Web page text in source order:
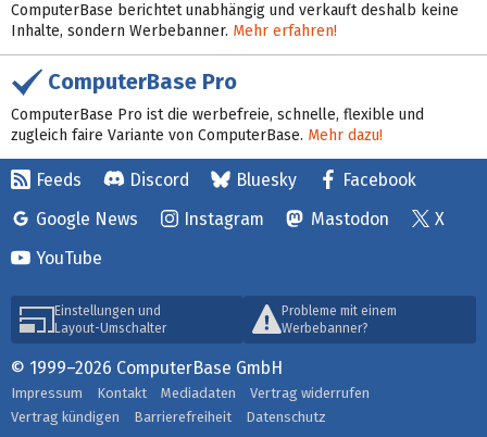
ComputerBase berichtet unabhängig und verkauft deshalb keine
Inhalte, sondern Werbebanner. Mehr erfahren!
ComputerBase Pro
ComputerBase Pro ist die werbefreie, schnelle, flexible und
zugleich faire Variante von ComputerBase. Mehr dazu!
Feeds Discord Bluesky
Facebook
Google News
Instagram Mastodon
X
YouTube
Einstellungen und
Layout-Umschalter
Probleme mit einem
Werbebanner?
© 1999–2026 ComputerBase GmbH
Impressum Kontakt Mediadaten
Vertrag widerrufen
Vertrag kündigen
Barrierefreiheit Datenschutz